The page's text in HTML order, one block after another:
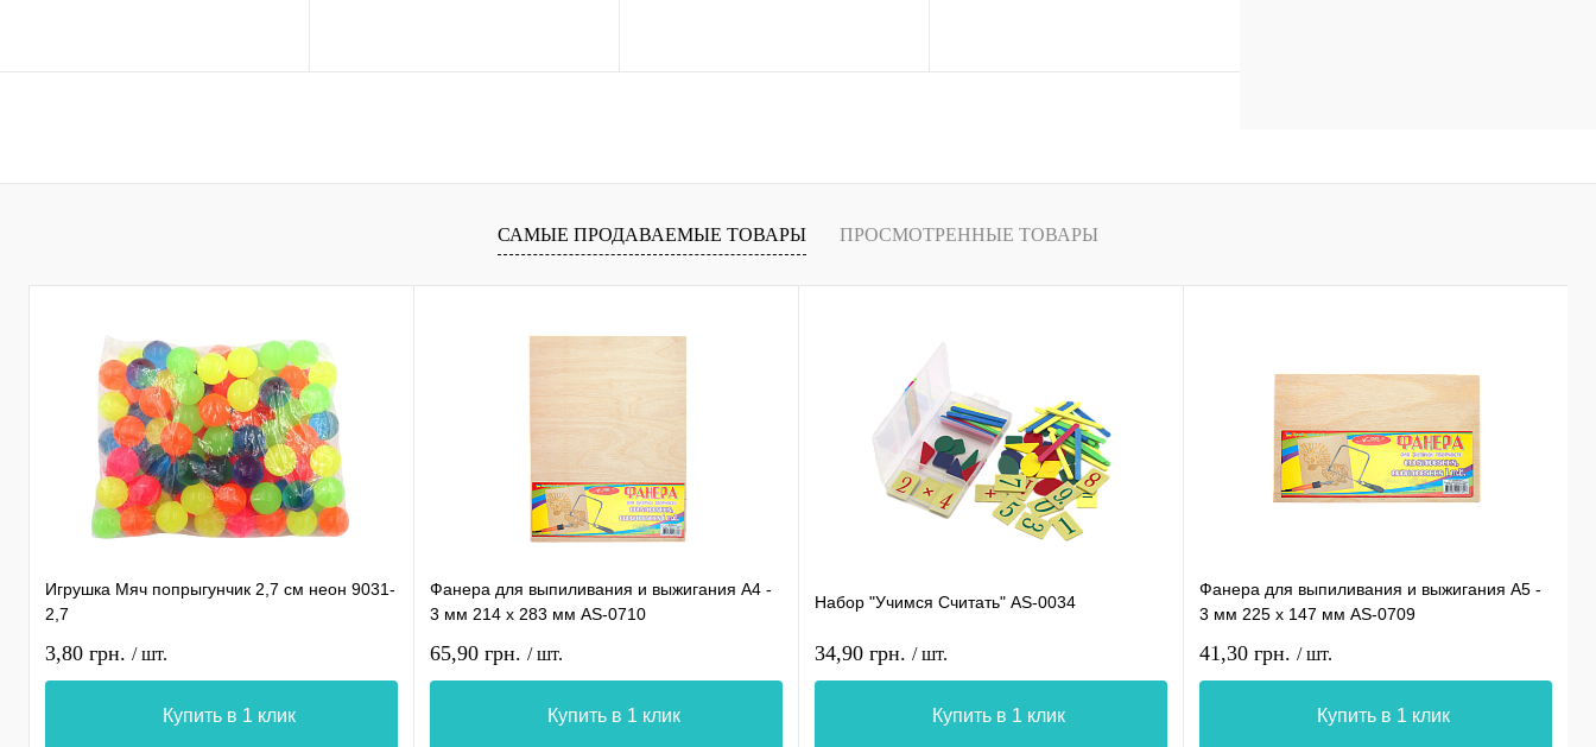
САМЫЕ ПРОДАВАЕМЫЕ ТОВАРЫ ПРОСМОТРЕННЫЕ ТОВАРЫ
Игрушка Мяч попрыгунчик 2,7 см неон 9031-
2,7
3,80 грн. / шт.
Купить в 1 клик
Фанера для выпиливания и выжигания А4 -
3 мм 214 х 283 мм AS-0710
65,90 грн. / шт.
Купить в 1 клик
Набор "Учимся Считать" AS-0034
34,90 грн. / шт.
Купить в 1 клик
Фанера для выпиливания и выжигания А5 -
3 мм 225 х 147 мм AS-0709
41,30 грн. / шт.
Купить в 1 клик